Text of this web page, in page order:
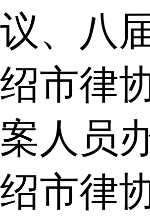
议、八
绍市律
案人员
绍市律